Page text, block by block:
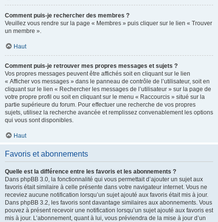
Comment puis-je rechercher des membres ?
Veuillez vous rendre sur la page « Membres » puis cliquer sur le lien « Trouver
un membre ».
Haut
Comment puis-je retrouver mes propres messages et sujets ?
Vos propres messages peuvent être affichés soit en cliquant sur le lien
« Afficher vos messages » dans le panneau de contrôle de l’utilisateur, soit en
cliquant sur le lien « Rechercher les messages de l’utilisateur » sur la page de
votre propre profil ou soit en cliquant sur le menu « Raccourcis » situé sur la
partie supérieure du forum. Pour effectuer une recherche de vos propres
sujets, utilisez la recherche avancée et remplissez convenablement les options
qui vous sont disponibles.
Haut
Favoris et abonnements
Quelle est la différence entre les favoris et les abonnements ?
Dans phpBB 3.0, la fonctionnalité qui vous permettait d’ajouter un sujet aux
favoris était similaire à celle présente dans votre navigateur internet. Vous ne
receviez aucune notification lorsqu’un sujet ajouté aux favoris était mis à jour.
Dans phpBB 3.2, les favoris sont davantage similaires aux abonnements. Vous
pouvez à présent recevoir une notification lorsqu’un sujet ajouté aux favoris est
mis à jour. L’abonnement, quant à lui, vous préviendra de la mise à jour d’un